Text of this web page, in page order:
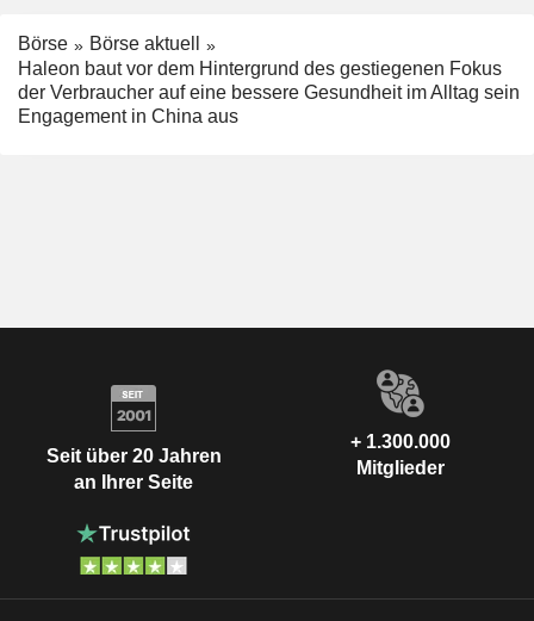
Börse
Börse aktuell
Haleon baut vor dem Hintergrund des gestiegenen Fokus
der Verbraucher auf eine bessere Gesundheit im Alltag sein
Engagement in China aus
Seit über 20 Jahren
an Ihrer Seite
+ 1.300.000
Mitglieder